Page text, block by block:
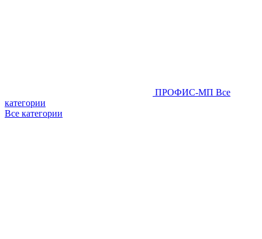
ПРОФИС-МП Все
категории
Все категории